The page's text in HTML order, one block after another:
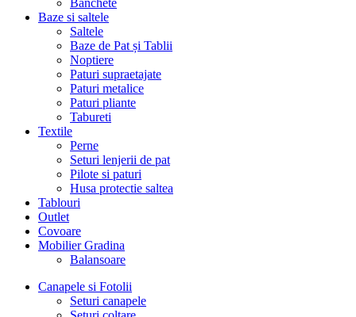
Banchete
Baze si saltele
Saltele
Baze de Pat și Tablii
Noptiere
Paturi supraetajate
Paturi metalice
Paturi pliante
Tabureti
Textile
Perne
Seturi lenjerii de pat
Pilote si paturi
Husa protectie saltea
Tablouri
Outlet
Covoare
Mobilier Gradina
Balansoare
Canapele si Fotolii
Seturi canapele